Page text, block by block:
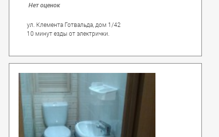
дворец Витязь.
Нет оценок
ул. Клемента Готвальда, дом 1/42
10 минут езды от электрички.